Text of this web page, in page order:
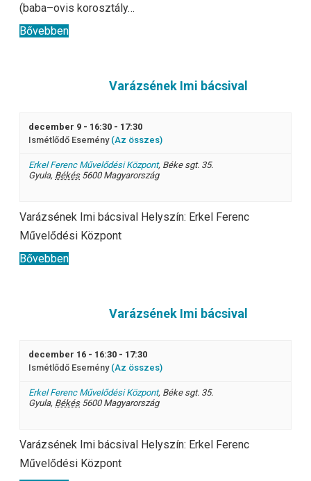
(baba–ovis korosztály…
Bővebben
Varázsének Imi bácsival
december 9 - 16:30 - 17:30
Ismétlődő Esemény (Az összes)
Erkel Ferenc Művelődési Központ, Béke sgt. 35.
Gyula, Békés 5600 Magyarország
Varázsének Imi bácsival Helyszín: Erkel Ferenc
Művelődési Központ
Bővebben
Varázsének Imi bácsival
december 16 - 16:30 - 17:30
Ismétlődő Esemény (Az összes)
Erkel Ferenc Művelődési Központ, Béke sgt. 35.
Gyula, Békés 5600 Magyarország
Varázsének Imi bácsival Helyszín: Erkel Ferenc
Művelődési Központ